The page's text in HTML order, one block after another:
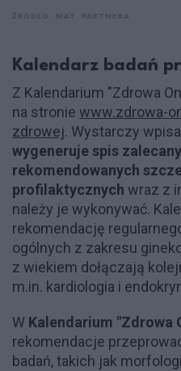
Kalendarz badań
Z Kalendarium "Zdrowa
na stronie www.zdrowa-
zdrowej. Wystarczy
wygeneruje spis
rekomendowanych
profilaktycznych wraz z
należy je wykonywać.
rekomendację
ogólnych z zakresu
z wiekiem dołączają
m.in. kardiologia i
W Kalendarium "Zdrowa
rekomendacje
badań, takich jak